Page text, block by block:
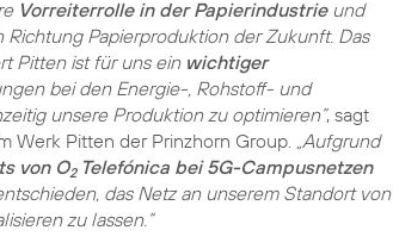
Vorreiterrolle in der Papierindustrieund
Papierproduktion der Zukunft. Das
Pitten ist für uns ein wichtiger
bei den Energie-, Rohstoff- und
unsere Produktion zu optimieren“, sagt
Werk Pitten der Prinzhorn Group.
„Aufgrund
von O2Telefónica bei 5G-Campusnetzen
das Netz an unserem Standort von
zu lassen.“